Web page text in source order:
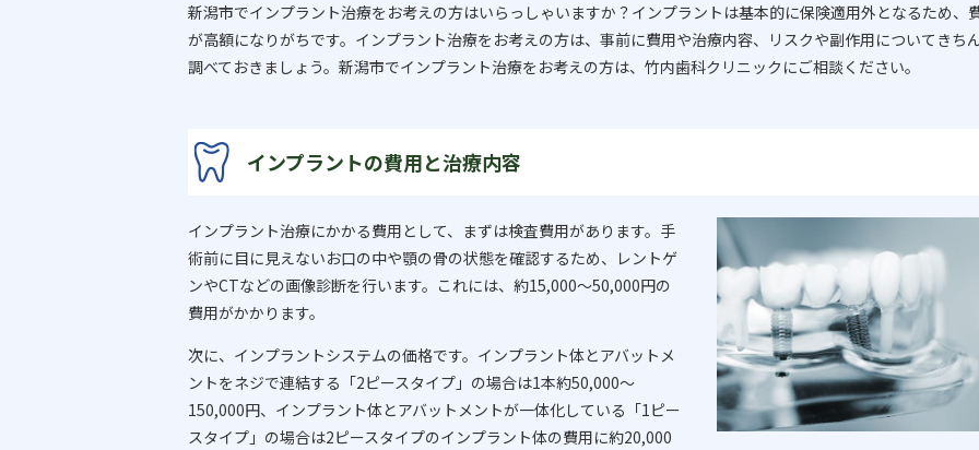
新潟市でインプラント治療をお考えの方はいらっしゃいますか？インプラントは基本的に保険適用外となるため、
が高額になりがちです。インプラント治療をお考えの方は、事前に費用や治療内容、リスクや副作用についてきち
調べておきましょう。新潟市でインプラント治療をお考えの方は、竹内歯科クリニックにご相談ください。
インプラントの費用と治療内容
インプラント治療にかかる費用として、まずは検査費用があります。手
術前に目に見えないお口の中や顎の骨の状態を確認するため、レントゲ
ンやCTなどの画像診断を行います。これには、約15,000～50,000円の
費用がかかります。
次に、インプラントシステムの価格です。インプラント体とアバットメ
ントをネジで連結する「2ピースタイプ」の場合は1本約50,000～
150,000円、インプラント体とアバットメントが一体化している「1ピー
スタイプ」の場合は2ピースタイプのインプラント体の費用に約20,000